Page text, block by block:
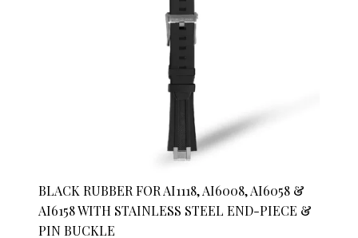
BLACK RUBBER FOR AI1118, AI6008, AI6058 &
AI6158 WITH STAINLESS STEEL END-PIECE &
PIN BUCKLE